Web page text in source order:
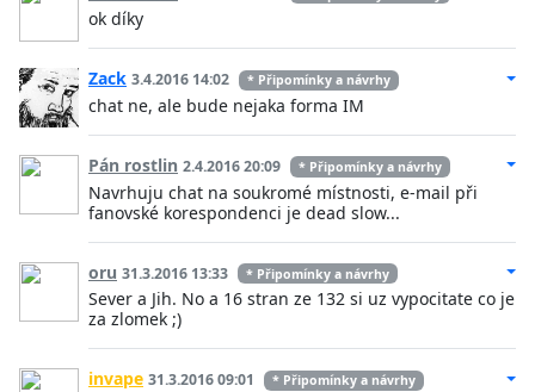
ok díky
Zack 3.4.2016 14:02 * Připomínky a návrhy
chat ne, ale bude nejaka forma IM
Pán rostlin 2.4.2016 20:09 * Připomínky a návrhy
Navrhuju chat na soukromé místnosti, e-mail při
fanovské korespondenci je dead slow...
oru 31.3.2016 13:33 * Připomínky a návrhy
Sever a Jih. No a 16 stran ze 132 si uz vypocitate co je
za zlomek ;)
invape 31.3.2016 09:01 * Připomínky a návrhy